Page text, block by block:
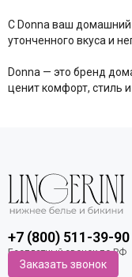
С Donna ваш
утонченного вкуса и
Donna — это бренд
ценит комфорт, стиль и
+7 (800) 511-39-90
Заказать звонок